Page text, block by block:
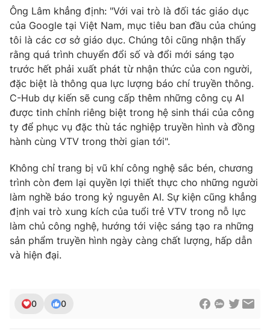
Ông Lâm khẳng định: "Với vai trò là đối tác giáo dục
của Google tại Việt Nam, mục tiêu ban đầu của chúng
tôi là các cơ sở giáo dục. Chúng tôi cũng nhận thấy
rằng quá trình chuyển đổi số và đổi mới sáng tạo
trước hết phải xuất phát từ nhận thức của con người,
đặc biệt là thông qua lực lượng báo chí truyền thông.
C-Hub dự kiến sẽ cung cấp thêm những công cụ AI
được tinh chỉnh riêng biệt trong hệ sinh thái của công
ty để phục vụ đặc thù tác nghiệp truyền hình và đồng
hành cùng VTV trong thời gian tới".
Không chỉ trang bị vũ khí công nghệ sắc bén, chương
trình còn đem lại quyền lợi thiết thực cho những người
làm nghề báo trong kỷ nguyên AI. Sự kiện cũng khẳng
định vai trò xung kích của tuổi trẻ VTV trong nỗ lực
làm chủ công nghệ, hướng tới việc sáng tạo ra những
sản phẩm truyền hình ngày càng chất lượng, hấp dẫn
và hiện đại.
0 0